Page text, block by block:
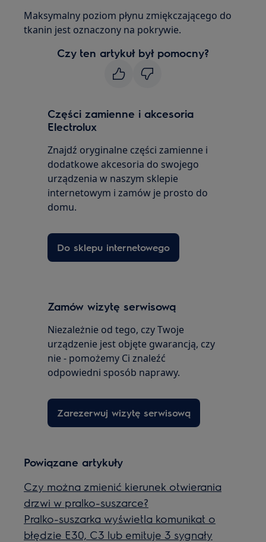
Maksymalny poziom płynu zmiękczającego do
tkanin jest oznaczony na pokrywie.
Czy ten artykuł był pomocny?
Części zamienne i akcesoria
Electrolux
Znajdź oryginalne części zamienne i
dodatkowe akcesoria do swojego
urządzenia w naszym sklepie
internetowym i zamów je prosto do
domu.
Do sklepu internetowego
Zamów wizytę serwisową
Niezależnie od tego, czy Twoje
urządzenie jest objęte gwarancją, czy
nie - pomożemy Ci znaleźć
odpowiedni sposób naprawy.
Zarezerwuj wizytę serwisową
Powiązane artykuły
Czy można zmienić kierunek otwierania
drzwi w pralko-suszarce?
Pralko-suszarka wyświetla komunikat o
błędzie E30, C3 lub emituje 3 sygnały